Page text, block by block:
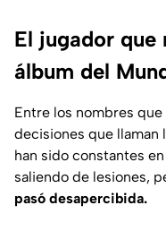
El jugador que
álbum del
Entre los nombres que
decisiones que llaman
han sido constantes
saliendo de lesiones,
pasó desapercibida.